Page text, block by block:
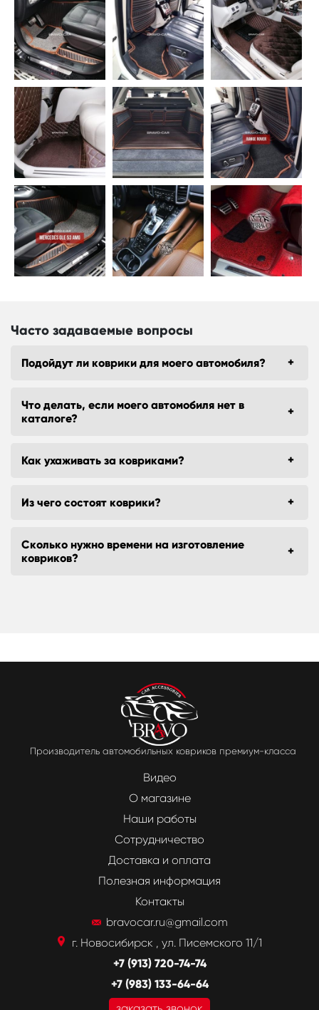
Часто задаваемые вопросы
Подойдут ли коврики для моего автомобиля?
Что делать, если моего автомобиля нет в
каталоге?
Как ухаживать за ковриками?
Из чего состоят коврики?
Сколько нужно времени на изготовление
ковриков?
Производитель автомобильных ковриков премиум-класса
Видео
О магазине
Наши работы
Сотрудничество
Доставка и оплата
Полезная информация
Контакты
bravocar.ru@gmail.com
г. Новосибирск , ул. Писемского 11/1
+7 (913) 720-74-74
+7 (983) 133-64-64